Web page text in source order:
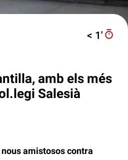
< 1′
amb els més
Salesià
amistosos contra